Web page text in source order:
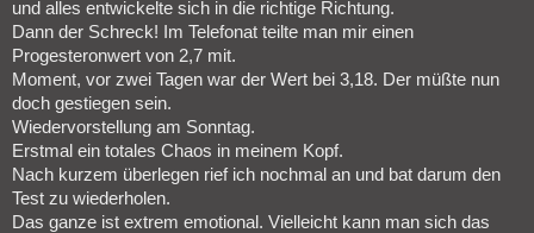
und alles entwickelte sich in die richtige Richtung.
Dann der Schreck! Im Telefonat teilte man mir einen
Progesteronwert von 2,7 mit.
Moment, vor zwei Tagen war der Wert bei 3,18. Der müßte nun
doch gestiegen sein.
Wiedervorstellung am Sonntag.
Erstmal ein totales Chaos in meinem Kopf.
Nach kurzem überlegen rief ich nochmal an und bat darum den
Test zu wiederholen.
Das ganze ist extrem emotional. Vielleicht kann man sich das